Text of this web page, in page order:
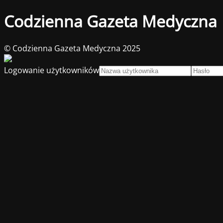
Codzienna Gazeta Medyczna
© Codzienna Gazeta Medyczna 2025
Logowanie użytkowników